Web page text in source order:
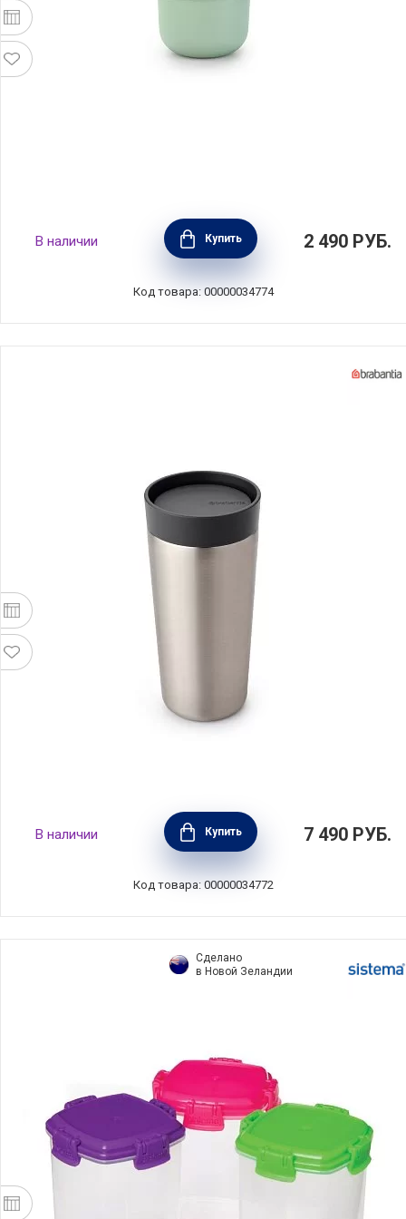
Чаша для завтрака Make & Take 500 мл,
мятно-голубой, пластик, Brabantia, 204265
В наличии Купить 2 490 РУБ.
Код товара: 00000034774
Термокружка Make & Take 360 мл, тёмно-
серый, нержавеющая сталь + пластик,
Brabantia, 228681
В наличии Купить 7 490 РУБ.
Код товара: 00000034772
Сделано
в Новой Зеландии